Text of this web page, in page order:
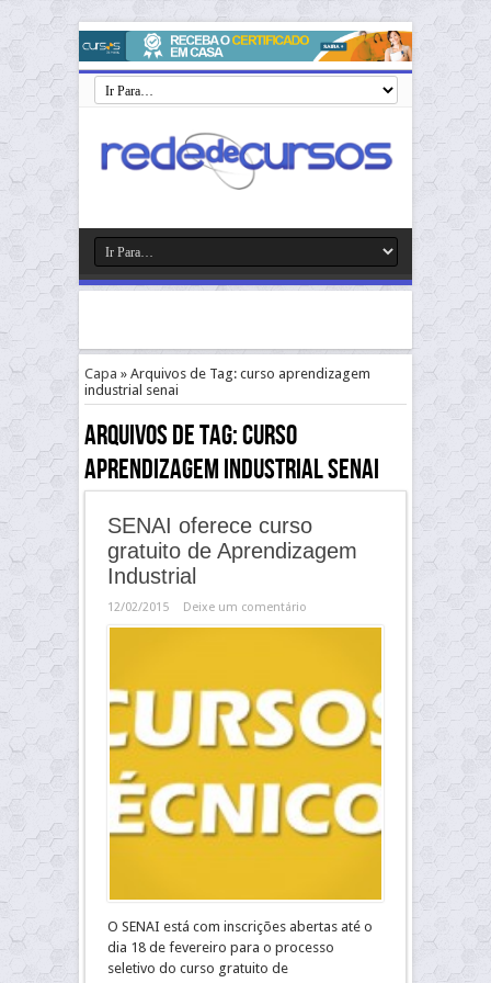
Capa » Arquivos de Tag: curso aprendizagem
industrial senai
Arquivos de Tag:curso
aprendizagem industrial senai
SENAI oferece curso
gratuito de Aprendizagem
Industrial
12/02/2015 Deixe um comentário
O SENAI está com inscrições abertas até o
dia 18 de fevereiro para o processo
seletivo do curso gratuito de